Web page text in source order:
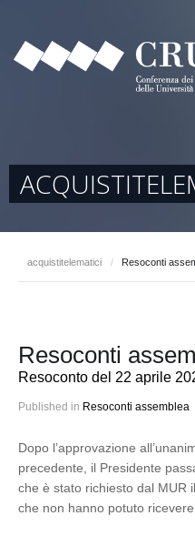
acquistitelematici / Resoconti
Resoconti
Resoconto del 22 aprile
Published in Resoconti assemblea
Dopo l’approvazione
precedente, il Presidente
che è stato richiesto dal MUR
che non hanno potuto